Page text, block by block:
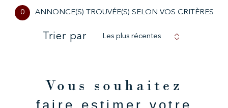
0 ANNONCE(S) TROUVÉE(S) SELON VOS CRITÈRES
Trier par Les plus récentes
Vous souhaitez